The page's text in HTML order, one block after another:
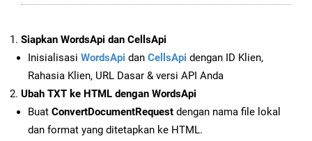
Siapkan WordsApi dan CellsApi
Inisialisasi WordsApi dan CellsApi dengan ID Klien,
Rahasia Klien, URL Dasar & versi API Anda
Ubah TXT ke HTML dengan WordsApi
Buat ConvertDocumentRequest dengan nama file lokal
dan format yang ditetapkan ke HTML.